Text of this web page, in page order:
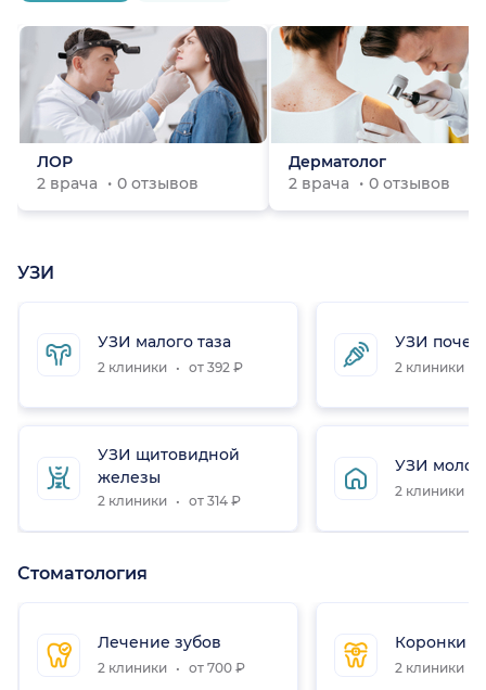
ЛОР
2 врача
0 отзывов
Дерматолог
2 врача
0 отзывов
УЗИ
УЗИ малого таза
2 клиники от 392 ₽
УЗИ щитовидной
железы
2 клиники от 314 ₽
УЗИ почек
2 клиники
УЗИ
2 клиники
Стоматология
Лечение зубов
2 клиники от 700 ₽
Коронки
2 клиники